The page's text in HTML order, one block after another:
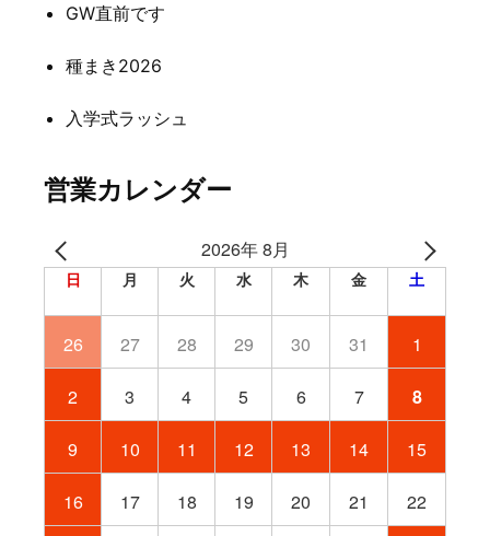
GW直前です
種まき2026
入学式ラッシュ
営業カレンダー
2026年 8月
日 月 火 水 木 金 土
26 27 28 29 30 31 1
2 3 4 5 6 7 8
9 10 11 12 13 14 15
16 17 18 19 20 21 22